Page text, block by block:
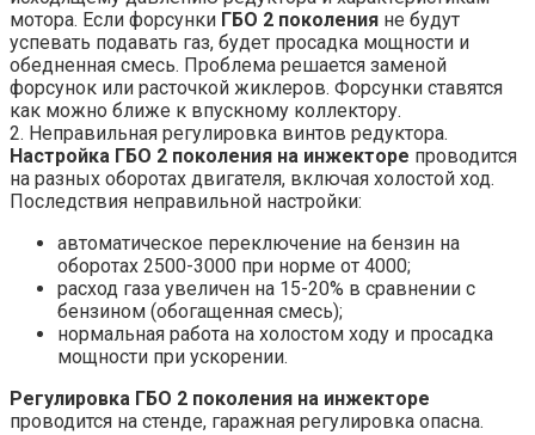
мотора. Если форсунки ГБО 2 поколения не будут
успевать подавать газ, будет просадка мощности и
обедненная смесь. Проблема решается заменой
форсунок или расточкой жиклеров. Форсунки ставятся
как можно ближе к впускному коллектору.
2. Неправильная регулировка винтов редуктора.
Настройка ГБО 2 поколения на инжекторе проводится
на разных оборотах двигателя, включая холостой ход.
Последствия неправильной настройки:
автоматическое переключение на бензин на
оборотах 2500-3000 при норме от 4000;
расход газа увеличен на 15-20% в сравнении с
бензином (обогащенная смесь);
нормальная работа на холостом ходу и просадка
мощности при ускорении.
Регулировка ГБО 2 поколения на инжекторе
проводится на стенде, гаражная регулировка опасна.